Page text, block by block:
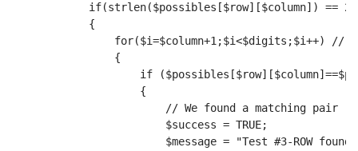
if(strlen($possibles[$row][$column]) == 2)
{
for($i=$column+1;$i<$digits;$i++) // we
{
if
{
// We found a matching pair
$success = TRUE;
$message = "Test #3-ROW found MATCHING